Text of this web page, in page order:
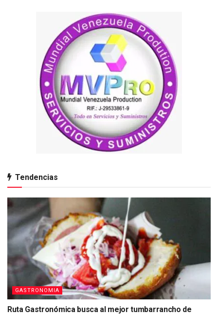
Tendencias
GASTRONOMIA
Ruta Gastronómica busca al mejor tumbarrancho de